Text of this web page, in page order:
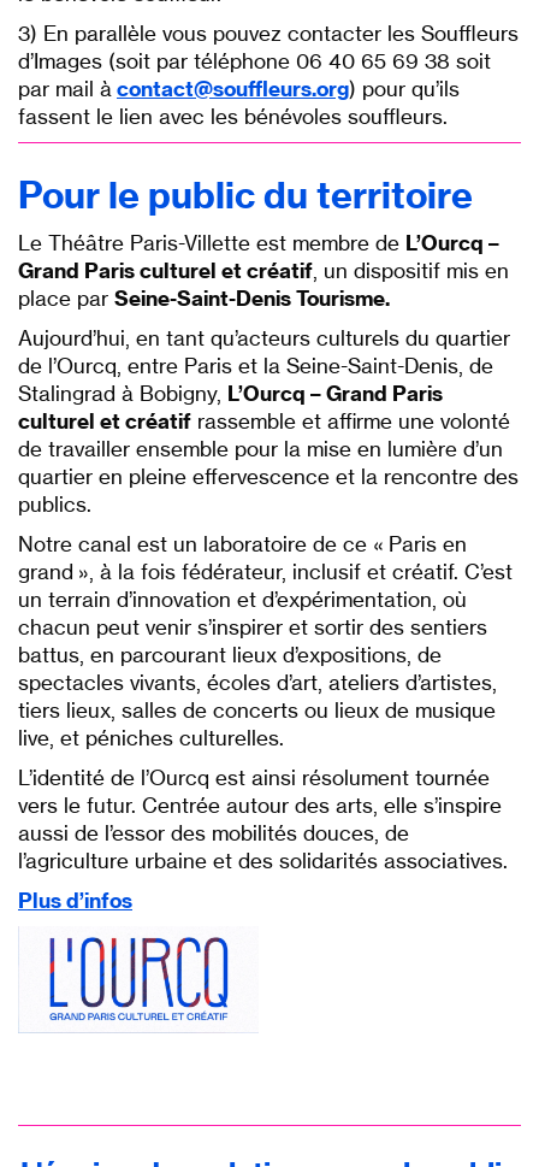
3) En parallèle vous pouvez contacter les Souffleurs
d’Images (soit par téléphone 06 40 65 69 38 soit
par mail àcontact@souffleurs.org) pour qu’ils
fassent le lien avec les bénévoles souffleurs.
Pour le public du territoire
Le Théâtre Paris-Villette est membre de L’Ourcq –
Grand Paris culturel et créatif, un dispositif mis en
place par Seine-Saint-Denis Tourisme.
Aujourd’hui, en tant qu’acteurs culturels du quartier
de l’Ourcq, entre Paris et la Seine-Saint-Denis, de
Stalingrad à Bobigny, L’Ourcq – Grand Paris
culturel et créatif rassemble et affirme une volonté
de travailler ensemble pour la mise en lumière d’un
quartier en pleine effervescence et la rencontre des
publics.
Notre canal est un laboratoire de ce « Paris en
grand », à la fois fédérateur, inclusif et créatif. C’est
un terrain d’innovation et d’expérimentation, où
chacun peut venir s’inspirer et sortir des sentiers
battus, en parcourant lieux d’expositions, de
spectacles vivants, écoles d’art, ateliers d’artistes,
tiers lieux, salles de concerts ou lieux de musique
live, et péniches culturelles.
L’identité de l’Ourcq est ainsi résolument tournée
vers le futur. Centrée autour des arts, elle s’inspire
aussi de l’essor des mobilités douces, de
l’agriculture urbaine et des solidarités associatives.
Plus d’infos